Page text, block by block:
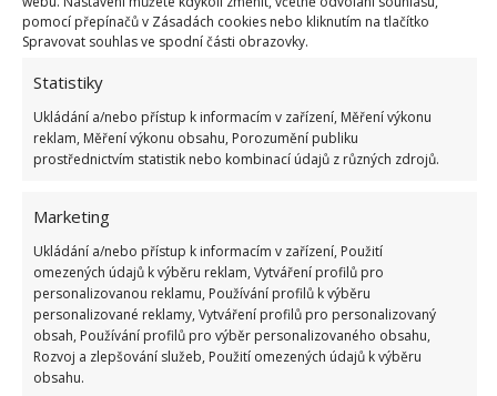
pomocí přepínačů v Zásadách cookies nebo kliknutím na tlačítko
Spravovat souhlas ve spodní části obrazovky.
Statistiky
Ukládání a/nebo přístup k informacím v zařízení, Měření výkonu
reklam, Měření výkonu obsahu, Porozumění publiku
prostřednictvím statistik nebo kombinací údajů z různých zdrojů.
Marketing
Ukládání a/nebo přístup k informacím v zařízení, Použití
omezených údajů k výběru reklam, Vytváření profilů pro
personalizovanou reklamu, Používání profilů k výběru
personalizované reklamy, Vytváření profilů pro personalizovaný
obsah, Používání profilů pro výběr personalizovaného obsahu,
Rozvoj a zlepšování služeb, Použití omezených údajů k výběru
obsahu.
Přisypte i kajenský pepř, promíchejte a společně vařte
Jakmile voda vře, vypněte sporák a hrnec odstavte.
Nechte stát do následujícího dne
Přidejte dvě lžičky ekologického mycího prostředku,
protřepte a můžete použít
Použít jej můžete na bylinky, stromy, keře, kytky…
Obrázky: healthyfoodhouse